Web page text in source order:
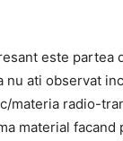
este partea
nu ati observat
materia radio-
material facand